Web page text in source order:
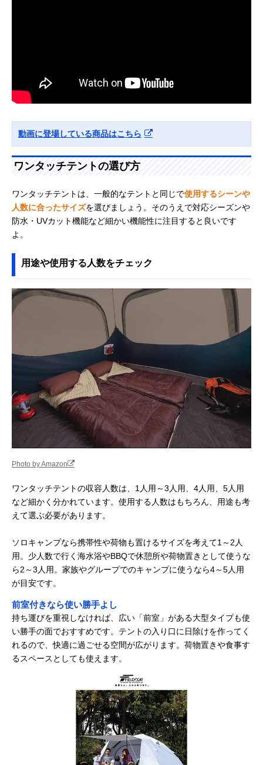
動画に登場している商品はこちら
ワンタッチテントの選び方
ワンタッチテントは、一般的なテントと同じで使用するシーンや
人数に合ったサイズを選びましょう。そのうえで対応シーズンや
防水・UVカット機能など細かい機能性に注目すると良いです
よ。
用途や使用する人数をチェック
Photo by Amazon
ワンタッチテントの収容人数は、1人用～3人用、4人用、5人用
など細かく分かれています。使用する人数はもちろん、用途も考
えて選ぶ必要があります。
ソロキャンプなら携帯性や荷物も置けるサイズを考えて1～2人
用。少人数で行く海水浴やBBQで休憩所や荷物置きとして使うな
ら2～3人用。家族やグループでのキャンプに使うなら4～5人用
が目安です。
前室付きなら使い勝手よし
持ち運びを重視しなければ、広い「前室」がある大型タイプも使
い勝手の面でおすすめです。テントの入り口に日除けを作ってく
れるので、快適に過ごせる空間が広がります。荷物置きや食事す
るスペースとしても使えます。